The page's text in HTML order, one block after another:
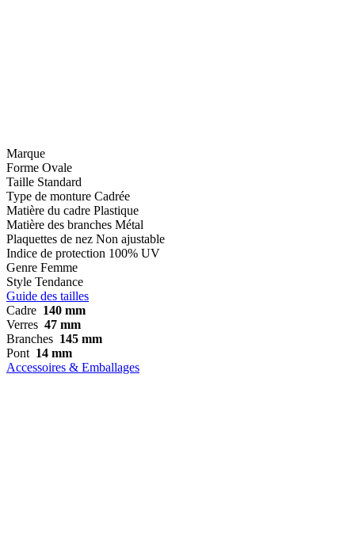
Marque
Forme Ovale
Taille Standard
Type de monture Cadrée
Matière du cadre Plastique
Matière des branches Métal
Plaquettes de nez Non ajustable
Indice de protection 100% UV
Genre Femme
Style Tendance
Guide des tailles
Cadre 140 mm
Verres 47 mm
Branches 145 mm
Pont 14 mm
Accessoires & Emballages